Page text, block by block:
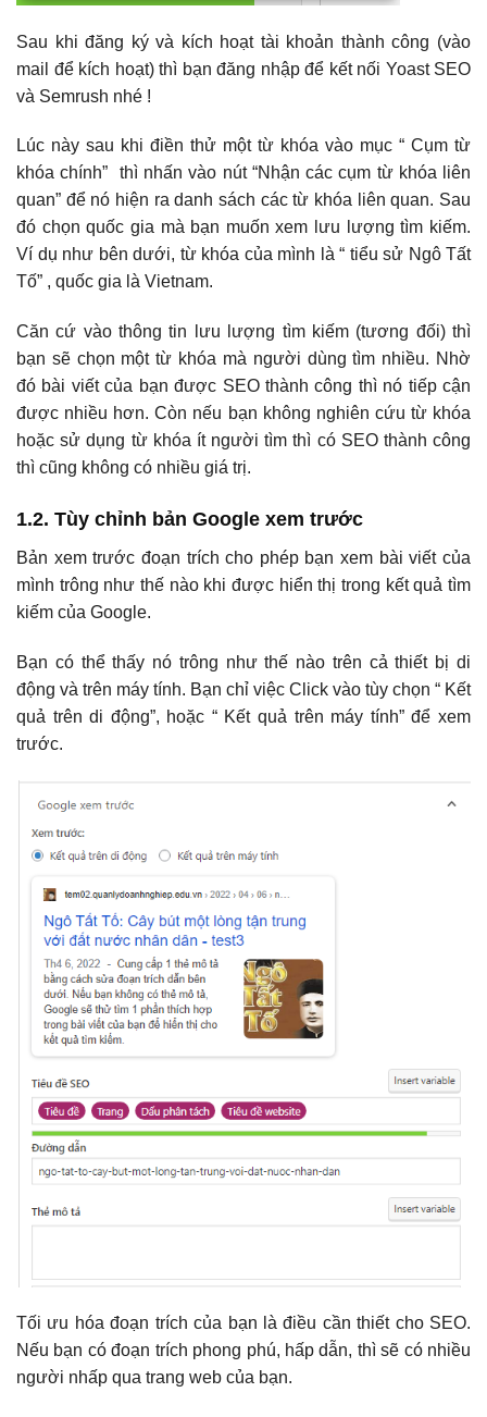
Sau khi đăng ký và kích hoạt tài khoản thành công (vào
mail để kích hoạt) thì bạn đăng nhập để kết nối Yoast SEO
và Semrush nhé !
Lúc này sau khi điền thử một từ khóa vào mục “ Cụm từ
khóa chính” thì nhấn vào nút “Nhận các cụm từ khóa liên
quan” để nó hiện ra danh sách các từ khóa liên quan. Sau
đó chọn quốc gia mà bạn muốn xem lưu lượng tìm kiếm.
Ví dụ như bên dưới, từ khóa của mình là “ tiểu sử Ngô Tất
Tố” , quốc gia là Vietnam.
Căn cứ vào thông tin lưu lượng tìm kiếm (tương đối) thì
bạn sẽ chọn một từ khóa mà người dùng tìm nhiều. Nhờ
đó bài viết của bạn được SEO thành công thì nó tiếp cận
được nhiều hơn. Còn nếu bạn không nghiên cứu từ khóa
hoặc sử dụng từ khóa ít người tìm thì có SEO thành công
thì cũng không có nhiều giá trị.
1.2. Tùy chỉnh bản Google xem trước
Bản xem trước đoạn trích cho phép bạn xem bài viết của
mình trông như thế nào khi được hiển thị trong kết quả tìm
kiếm của Google.
Bạn có thể thấy nó trông như thế nào trên cả thiết bị di
động và trên máy tính. Bạn chỉ việc Click vào tùy chọn “ Kết
quả trên di động”, hoặc “ Kết quả trên máy tính” để xem
trước.
Tối ưu hóa đoạn trích của bạn là điều cần thiết cho SEO.
Nếu bạn có đoạn trích phong phú, hấp dẫn, thì sẽ có nhiều
người nhấp qua trang web của bạn.